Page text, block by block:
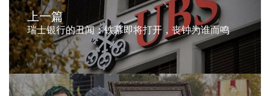
上一篇
瑞士银行的丑闻：铁幕即将打开，丧钟为谁而鸣